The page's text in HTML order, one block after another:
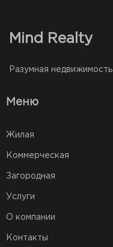
Mind Realty
Разумная недвижимость
Меню
Жилая
Коммерческая
Загородная
Услуги
О компании
Контакты